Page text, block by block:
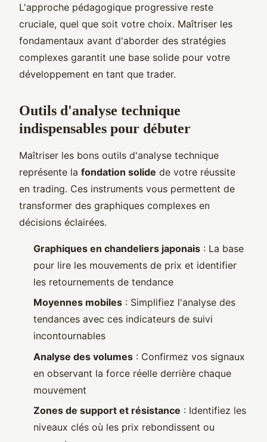
L'approche pédagogique progressive reste
cruciale, quel que soit votre choix. Maîtriser les
fondamentaux avant d'aborder des stratégies
complexes garantit une base solide pour votre
développement en tant que trader.
Outils d'analyse technique
indispensables pour débuter
Maîtriser les bons outils d'analyse technique
représente la fondation solide de votre réussite
en trading. Ces instruments vous permettent de
transformer des graphiques complexes en
décisions éclairées.
Graphiques en chandeliers japonais : La base
pour lire les mouvements de prix et identifier
les retournements de tendance
Moyennes mobiles : Simplifiez l'analyse des
tendances avec ces indicateurs de suivi
incontournables
Analyse des volumes : Confirmez vos signaux
en observant la force réelle derrière chaque
mouvement
Zones de support et résistance : Identifiez les
niveaux clés où les prix rebondissent ou